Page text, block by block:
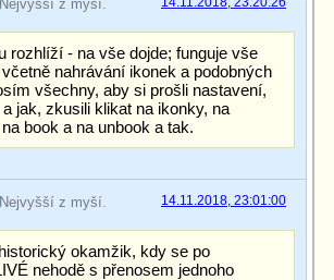
Nejvyšší z myší.
rozhlíží - na vše dojde; funguje vše
nahrávání ikonek a podobných
všechny, aby si prošli nastavení,
jak, zkusili klikat na ikonky, na
book a na unbook a tak.
Nejvyšší z myší. 14.11.2018, 23:01:00
okamžik, kdy se po
nehodě s přenosem jednoho